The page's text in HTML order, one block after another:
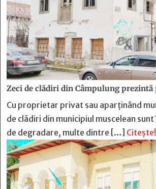
Zeci de clădiri din Câmpulung
Cu proprietar privat sau aparținând
de clădiri din municipiul muscelean
de degradare, multe dintre […] Citește!